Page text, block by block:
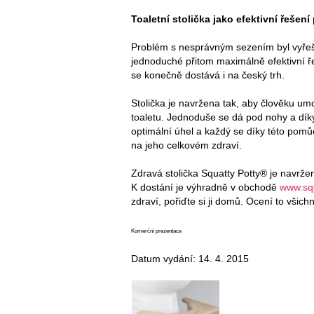
Toaletní stolička jako efektivní řešení
Problém s nesprávným sezením byl
jednoduché přitom maximálně efektivní
se konečně dostává i na český trh.
Stolička je navržena tak, aby člověku
toaletu. Jednoduše se dá pod nohy a
optimální úhel a každý se díky této
na jeho celkovém zdraví.
Zdravá stolička Squatty Potty® je
K dostání je výhradně v obchodě
zdraví, pořiďte si ji domů. Ocení to
Komerční prezentace
Datum vydání: 14. 4. 2015